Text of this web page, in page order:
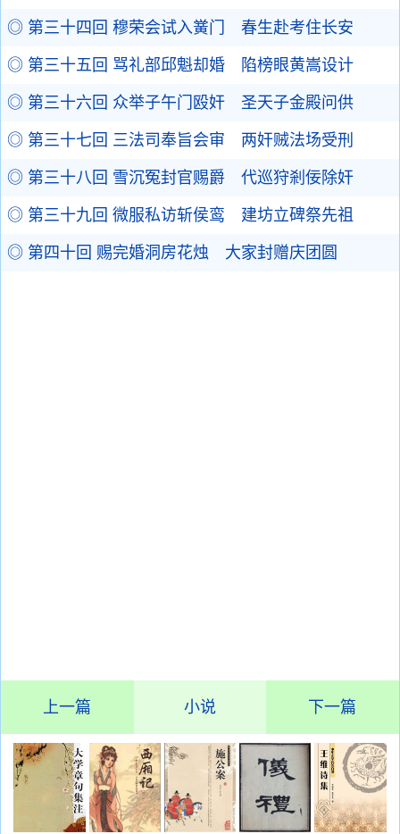
◎ 第三十四回 穆荣会试入黉门 春生赴考住长安
◎ 第三十五回 骂礼部邱魁却婚 陷榜眼黄嵩设计
◎ 第三十六回 众举子午门殴奸 圣天子金殿问供
◎ 第三十七回 三法司奉旨会审 两奸贼法场受刑
◎ 第三十八回 雪沉冤封官赐爵 代巡狩剎佞除奸
◎ 第三十九回 微服私访斩侯鸾 建坊立碑祭先祖
◎ 第四十回 赐完婚洞房花烛 大家封赠庆团圆
上一篇 小说 下一篇